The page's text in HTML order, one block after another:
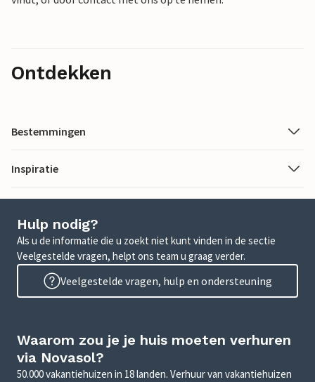
Ontdekken
Bestemmingen
Inspiratie
Hulp nodig?
Als u de informatie die u zoekt niet kunt vinden in de sectie
Veelgestelde vragen, helpt ons team u graag verder.
Veelgestelde vragen, hulp en ondersteuning
Waarom zou je je huis moeten verhuren
via Novasol?
50.000 vakantiehuizen in 18 landen. Verhuur van vakantiehuizen